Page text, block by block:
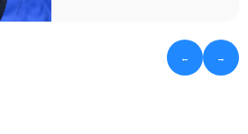
← →